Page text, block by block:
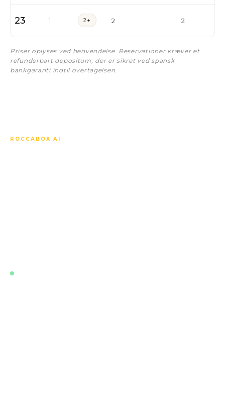
23 1 2+ 2 2
Priser oplyses ved henvendelse. Reservationer kræver et
refunderbart depositum, der er sikret ved spansk
bankgaranti indtil overtagelsen.
ROCCABOX AI